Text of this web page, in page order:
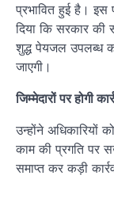
प्रभावित हुई है। इस
दिया कि सरकार की
शुद्ध पेयजल उपलब्ध
जाएगी।
जिम्मेदारों पर होगी
उन्होंने अधिकारियों
काम की प्रगति पर
समाप्त कर कड़ी